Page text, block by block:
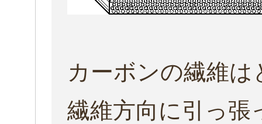
カーボンの繊維
繊維方向に引っ張